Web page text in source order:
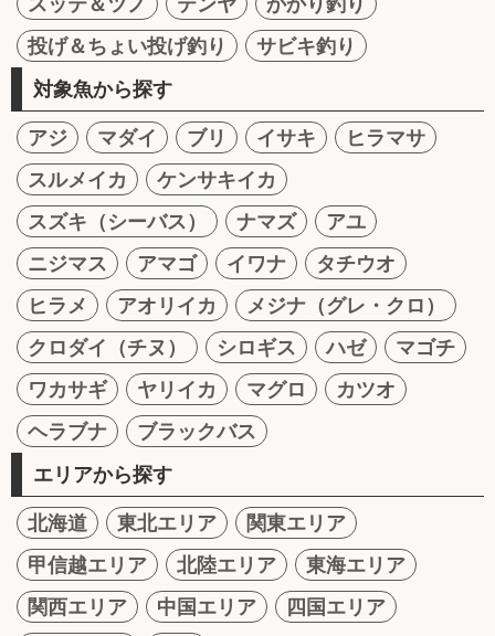
投げ＆ちょい投げ釣り
サビキ釣り
対象魚から探す
アジ マダイ ブリ イサキ
ヒラマサ
スルメイカ
ケンサキイカ
スズキ（シーバス）
ナマズ
アユ
ニジマス
アマゴ イワナ
タチウオ
ヒラメ
アオリイカ
メジナ（グレ・クロ）
クロダイ（チヌ）
シロギス ハゼ
マゴチ
ワカサギ
ヤリイカ マグロ
カツオ
ヘラブナ
ブラックバス
エリアから探す
北海道 東北エリア
関東エリア
甲信越エリア
北陸エリア
東海エリア
関西エリア
中国エリア
四国エリア